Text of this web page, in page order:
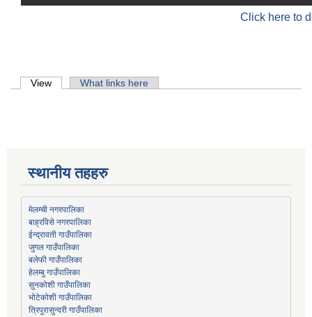
Click here to
Primary tabs
View (active tab)What links here
स्थानीय तहहरु
मेलम्ची नगरपालिका
बाह्रविसे नगरपालिका
ईन्द्रावती गाउँपालिका
जुगल गाउँपालिका
बलेफी गाउँपालिका
हेलम्बु गाउँपालिका
सुनकोशी गाउँपालिका
भोटेकोशी गाउँपालिका
त्रिपुरासुन्दरी गाउँपालिका